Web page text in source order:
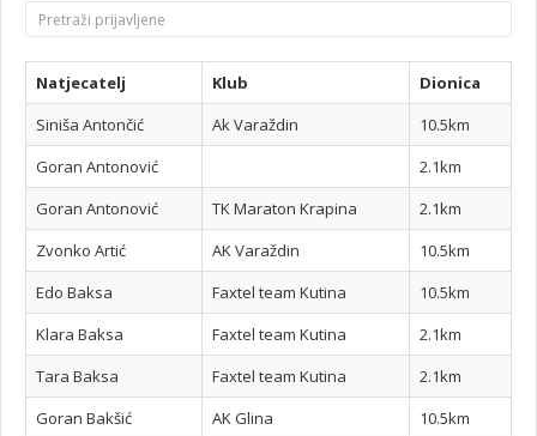
Natjecatelj Klub
Dionica
Siniša Antončić
Ak Varaždin
10.5km
Goran Antonović
2.1km
Goran Antonović
TK Maraton Krapina
2.1km
Zvonko Artić
AK Varaždin
10.5km
Edo Baksa
Faxtel team Kutina
10.5km
Klara Baksa
Faxtel team Kutina
2.1km
Tara Baksa
Faxtel team Kutina
2.1km
Goran Bakšić
AK Glina
10.5km